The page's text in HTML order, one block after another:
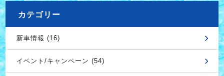
カテゴリー
新車情報 (16)
イベント/キャンペーン (54)